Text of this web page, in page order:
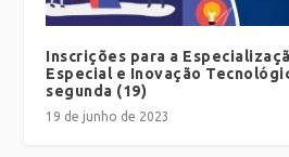
Inscrições para a
Especial e Inovação
segunda (19)
19 de junho de 2023